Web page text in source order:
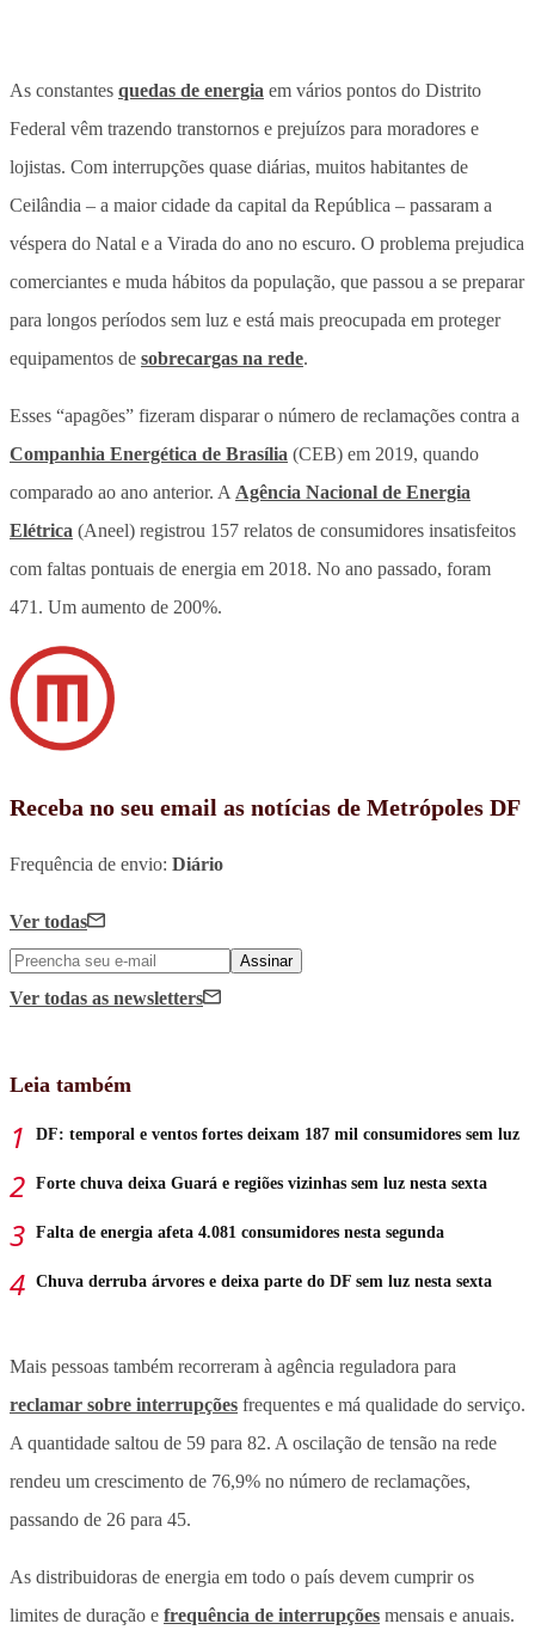
As constantes quedas de energia em vários pontos do Distrito
Federal vêm trazendo transtornos e prejuízos para moradores e
lojistas. Com interrupções quase diárias, muitos habitantes de
Ceilândia – a maior cidade da capital da República – passaram a
véspera do Natal e a Virada do ano no escuro. O problema prejudica
comerciantes e muda hábitos da população, que passou a se preparar
para longos períodos sem luz e está mais preocupada em proteger
equipamentos de sobrecargas na rede.
Esses “apagões” fizeram disparar o número de reclamações contra a
Companhia Energética de Brasília (CEB) em 2019, quando
comparado ao ano anterior. A Agência Nacional de Energia
Elétrica (Aneel) registrou 157 relatos de consumidores insatisfeitos
com faltas pontuais de energia em 2018. No ano passado, foram
471. Um aumento de 200%.
Receba no seu email as notícias de Metrópoles DF
Frequência de envio: Diário
Ver todas
Assinar
Ver todas as newsletters
Leia também
DF: temporal e ventos fortes deixam 187 mil consumidores sem luz
Forte chuva deixa Guará e regiões vizinhas sem luz nesta sexta
Falta de energia afeta 4.081 consumidores nesta segunda
Chuva derruba árvores e deixa parte do DF sem luz nesta sexta
Mais pessoas também recorreram à agência reguladora para
reclamar sobre interrupções frequentes e má qualidade do serviço.
A quantidade saltou de 59 para 82. A oscilação de tensão na rede
rendeu um crescimento de 76,9% no número de reclamações,
passando de 26 para 45.
As distribuidoras de energia em todo o país devem cumprir os
limites de duração e frequência de interrupções mensais e anuais.